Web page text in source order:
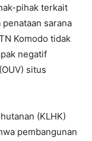
pihak terkait
sarana
Komodo tidak
negatif
situs
(KLHK)
pembangunan